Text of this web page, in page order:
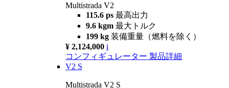
Multistrada V2
115.6 ps 最高出力
9.6 kgm 最大トルク
199 kg 装備重量（燃料を除く）
¥ 2,124,000 i
コンフィギュレーター 製品詳細
V2 S
Multistrada V2 S